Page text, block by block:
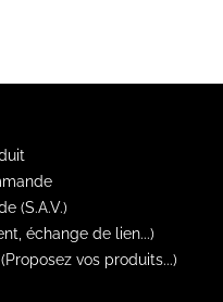
(S.A.V.)
échange de lien...)
vos produits...)